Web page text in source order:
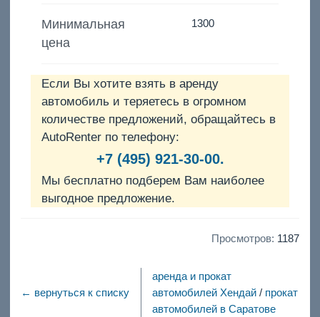
Минимальная
цена
1300
Если Вы хотите взять в аренду
автомобиль и теряетесь в огромном
количестве предложений, обращайтесь в
AutoRenter по телефону:
+7 (495) 921-30-00.
Мы бесплатно подберем Вам наиболее
выгодное предложение.
Просмотров: 1187
← вернуться к списку
аренда и прокат
автомобилей Хендай / прокат
автомобилей в Саратове